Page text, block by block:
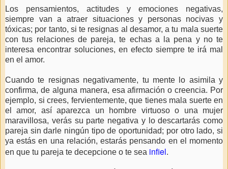
Los pensamientos, actitudes y emociones negativas,
siempre van a atraer situaciones y personas nocivas y
tóxicas; por tanto, si te resignas al desamor, a tu mala suerte
con tus relaciones de pareja, te echas a la pena y no te
interesa encontrar soluciones, en efecto siempre te irá mal
en el amor.
Cuando te resignas negativamente, tu mente lo asimila y
confirma, de alguna manera, esa afirmación o creencia. Por
ejemplo, si crees, fervientemente, que tienes mala suerte en
el amor, así aparezca un hombre virtuoso o una mujer
maravillosa, verás su parte negativa y lo descartarás como
pareja sin darle ningún tipo de oportunidad; por otro lado, si
ya estás en una relación, estarás pensando en el momento
en que tu pareja te decepcione o te sea infiel.